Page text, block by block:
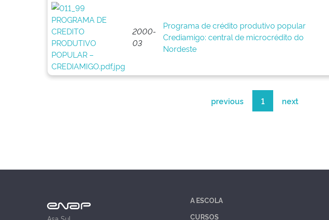
2000-
03
Programa de crédito produtivo popular
Crediamigo: central de microcrédito do
Nordeste
previous 1 next
A ESCOLA
CURSOS